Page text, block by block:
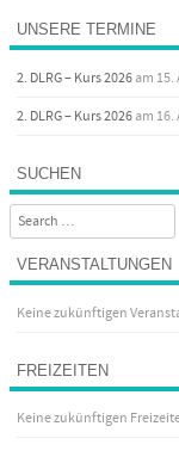
UNSERE TERMINE
2. DLRG – Kurs 2026am 15.
2. DLRG – Kurs 2026am 16.
SUCHEN
Search
VERANSTALTUNGEN
Keine zukünftigen
FREIZEITEN
Keine zukünftigen